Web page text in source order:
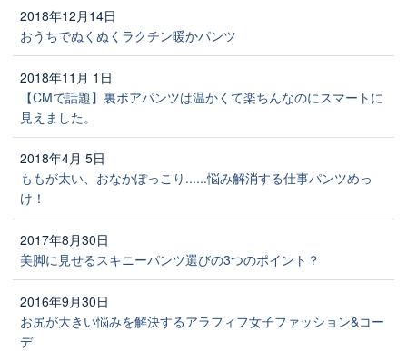
2018年12月14日
おうちでぬくぬくラクチン暖かパンツ
2018年11月 1日
【CMで話題】裏ボアパンツは温かくて楽ちんなのにスマートに
見えました。
2018年4月 5日
ももが太い、おなかぽっこり......悩み解消する仕事パンツめっ
け！
2017年8月30日
美脚に見せるスキニーパンツ選びの3つのポイント？
2016年9月30日
お尻が大きい悩みを解決するアラフィフ女子ファッション&コー
デ